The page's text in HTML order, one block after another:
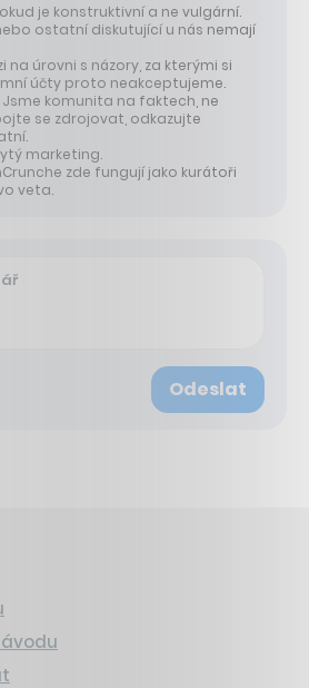
je konstruktivní a ne vulgární.
ostatní diskutující u nás nemají
na úrovni s názory, za kterými si
účty proto neakceptujeme.
komunita na faktech, ne
se zdrojovat, odkazujte
marketing.
zde fungují jako kurátoři
veta.
Odeslat